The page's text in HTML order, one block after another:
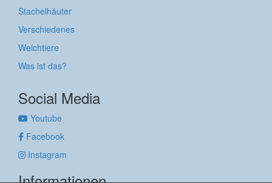
Stachelhäuter
Verschiedenes
Weichtiere
Was ist das?
Social Media
Youtube
Facebook
Instagram